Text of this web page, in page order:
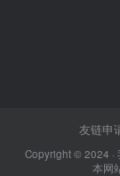
友链申
Copyright © 2024 ·
本网